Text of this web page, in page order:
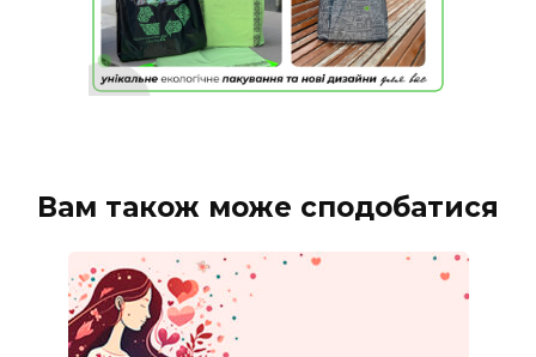
Вам також може сподобатися